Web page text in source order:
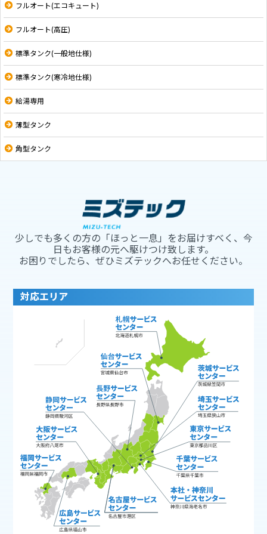
フルオート(エコキュート)
フルオート(高圧)
標準タンク(一般地仕様)
標準タンク(寒冷地仕様)
給湯専用
薄型タンク
角型タンク
少しでも多くの方の「ほっと一息」をお届けすべく、今
日もお客様の元へ駆けつけ致します。
お困りでしたら、ぜひミズテックへお任せください。
対応エリア